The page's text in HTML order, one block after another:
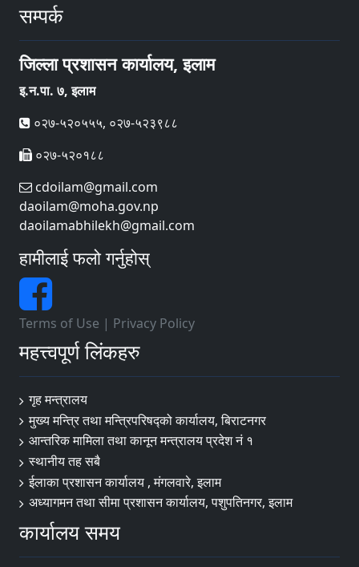
सम्पर्क
जिल्ला प्रशासन कार्यालय, इलाम
इ‍‍‍‌.न.पा. ७, इलाम
०२७-५२०५५५, ०२७-५२३९८८
०२७-५२०१८८
cdoilam@gmail.com
daoilam@moha.gov.np
daoilamabhilekh@gmail.com
हामीलाई फलो गर्नुहोस्
Terms of Use | Privacy Policy
महत्त्वपूर्ण लिंकहरु
गृह मन्त्रालय
मुख्य मन्त्रि तथा मन्त्रिपरिषद्को कार्यालय, बिराटनगर
आन्तरिक मामिला तथा कानून मन्त्रालय प्रदेश नं १
स्थानीय तह सबै
ईलाका प्रशासन कार्यालय , मंगलवारे, इलाम
अध्यागमन तथा सीमा प्रशासन कार्यालय, पशुपतिनगर, इलाम
कार्यालय समय